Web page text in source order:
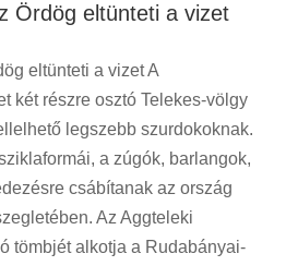
Ördög eltünteti a vizet
eltünteti a vizet A
két részre osztó Telekes-völgy
legszebb szurdokoknak.
a zúgók, barlangok,
csábítanak az ország
Az Aggteleki
tömbjét alkotja a Rudabányai-